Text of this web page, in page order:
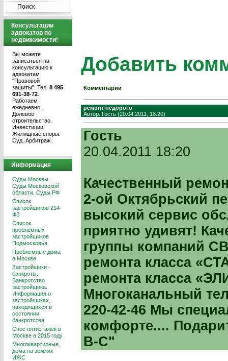
Поиск
Консультации
адвокатов по
недвижимости!
Вы можете
записаться на
консультацию к
адвокатам
"Правовой
защиты". Тел. 8 495
691-38-72
Работаем
ежедневно.
Долевое
строительство.
Инвестиции.
Жилищные споры.
Суд. Арбитраж.
Информация
Суды Москвы.
Суды Московской
области. Суды РФ
Список
застройщиков 214-
ФЗ
Список
проблемных
застройщиков
Подмосковья
Проблемные дома
в Москве
Застройщики -
банкроты.
Банкротство
застройщика.
Информация о
застройщиках,
находящихся в
состоянии
банкротства
Снос пятиэтажек в
Москве в 2015 году
Многоквартирные
дома на землях
ИЖС
Добавить
Комментарии
ремонт недорого
Автор: Гость (20.04.2011, 18:20)
Гость
20.04.2011 18:20
Качественный
2-ой Октябрьский
высокий сервис
приятно удивят!
группы компаний
ремонта класса
ремонта класса
Многоканальный
220-42-46 Мы
комфорте....
B-C"